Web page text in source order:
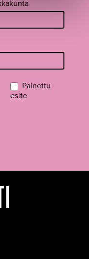
Painettu
esite
YouTubessa
RSS-feed